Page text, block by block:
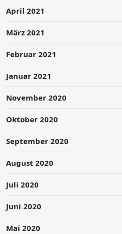
April 2021
März 2021
Februar 2021
Januar 2021
November 2020
Oktober 2020
September 2020
August 2020
Juli 2020
Juni 2020
Mai 2020